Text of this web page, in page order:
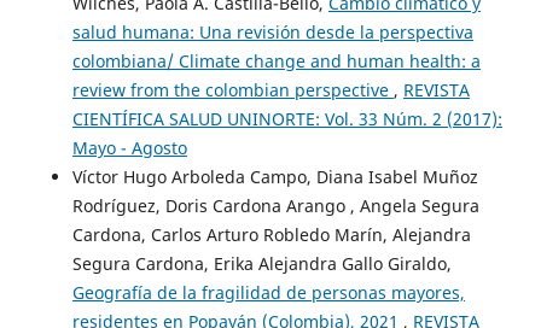
salud humana: Una revisión desde la perspectiva
colombiana/ Climate change and human health: a
review from the colombian perspective , REVISTA
CIENTÍFICA SALUD UNINORTE: Vol. 33 Núm. 2 (2017):
Mayo - Agosto
Víctor Hugo Arboleda Campo, Diana Isabel Muñoz
Rodríguez, Doris Cardona Arango , Angela Segura
Cardona, Carlos Arturo Robledo Marín, Alejandra
Segura Cardona, Erika Alejandra Gallo Giraldo,
Geografía de la fragilidad de personas mayores,
residentes en Popayán (Colombia), 2021 , REVISTA